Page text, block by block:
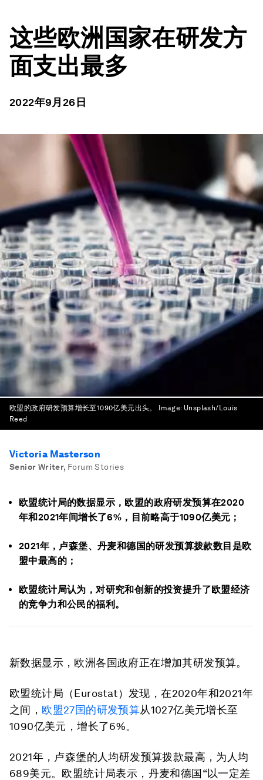
这些欧洲国家在研发方
面支出最多
2022年9月26日
欧盟的政府研发预算增长至1090亿美元出头。 Image: Unsplash/Louis
Reed
Victoria Masterson
Senior Writer, Forum Stories
欧盟统计局的数据显示，欧盟的政府研发预算在2020
年和2021年间增长了6%，目前略高于1090亿美元；
2021年，卢森堡、丹麦和德国的研发预算拨款数目是欧
盟中最高的；
欧盟统计局认为，对研究和创新的投资提升了欧盟经济
的竞争力和公民的福利。
新数据显示，欧洲各国政府正在增加其研发预算。
欧盟统计局（Eurostat）发现，在2020年和2021年
之间， 欧盟27国的研发预算从1027亿美元增长至
1090亿美元，增长了6%。
2021年，卢森堡的人均研发预算拨款最高，为人均
689美元。欧盟统计局表示，丹麦和德国“以一定差